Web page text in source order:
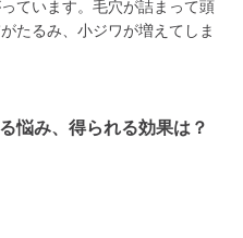
ています。毛穴が詰まって頭
たるみ、小ジワが増えてしま
悩み、得られる効果は？